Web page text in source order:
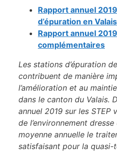
Rapport annuel
d’épuration en Valais
Rapport annuel
complémentaires
Les stations d’épuration
contribuent de manière
l’amélioration et au
dans le canton du Valais.
annuel 2019 sur les STEP
de l’environnement
moyenne annuelle le
satisfaisant pour la quasi-